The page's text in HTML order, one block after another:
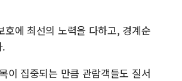
에 최선의 노력을 다하고, 경계순
.
이 집중되는 만큼 관람객들도 질서